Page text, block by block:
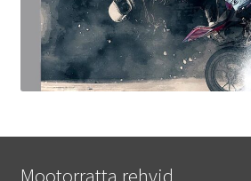
Mootorratta rehvid